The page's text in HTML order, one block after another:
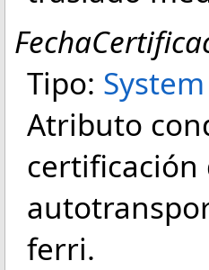
Tipo: System
Atributo
certificación
ferri.